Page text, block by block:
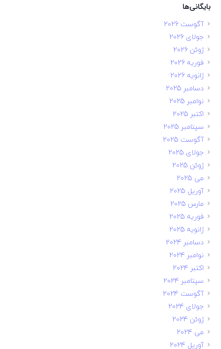
بایگانی‌ها
آگوست 2026
جولای 2026
ژوئن 2026
فوریه 2026
ژانویه 2026
دسامبر 2025
نوامبر 2025
اکتبر 2025
سپتامبر 2025
آگوست 2025
جولای 2025
ژوئن 2025
می 2025
آوریل 2025
مارس 2025
فوریه 2025
ژانویه 2025
دسامبر 2024
نوامبر 2024
اکتبر 2024
سپتامبر 2024
آگوست 2024
جولای 2024
ژوئن 2024
می 2024
آوریل 2024